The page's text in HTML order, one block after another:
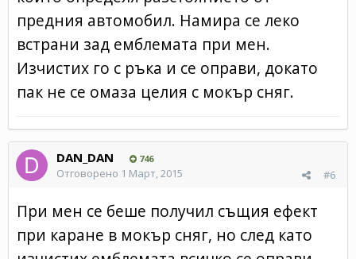
предния автомобил. Намира се леко
встрани зад емблемата при мен.
Изчистих го с ръка и се оправи, докато
пак не се омаза целия с мокър сняг.
DAN_DAN 746
#6
Отговорено 1 Март, 2015
При мен се беше получил същия ефект
при каране в мокър сняг, но след като